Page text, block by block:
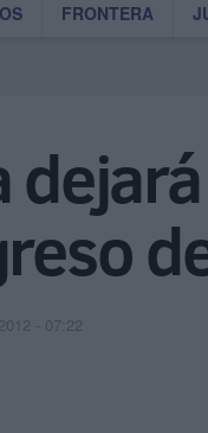
FRONTERA
2012 - 07:22